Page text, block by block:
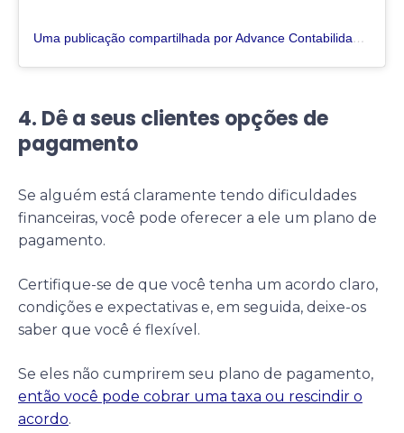
Uma publicação compartilhada por Advance Contabilidade (@advance_contabilidade_)
4. Dê a seus clientes opções de
pagamento
Se alguém está claramente tendo dificuldades
financeiras, você pode oferecer a ele um plano de
pagamento.
Certifique-se de que você tenha um acordo claro,
condições e expectativas e, em seguida, deixe-os
saber que você é flexível.
Se eles não cumprirem seu plano de pagamento,
então você pode cobrar uma taxa ou rescindir o
acordo.